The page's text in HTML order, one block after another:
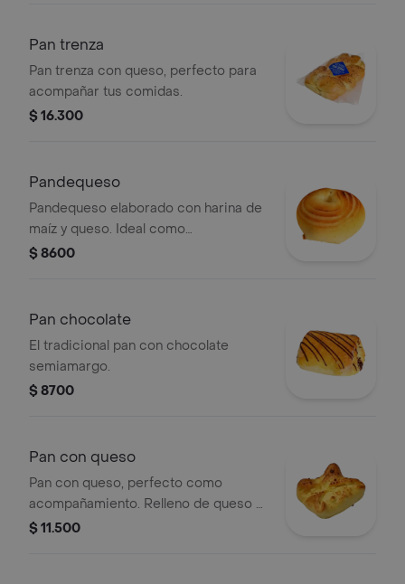
Pan trenza
Pan trenza con queso, perfecto para
acompañar tus comidas.
$ 16.300
Pandequeso
Pandequeso elaborado con harina de
maíz y queso. Ideal como
acompañamiento.
$ 8600
Pan chocolate
El tradicional pan con chocolate
semiamargo.
$ 8700
Pan con queso
Pan con queso, perfecto como
acompañamiento. Relleno de queso y
horneado hasta dorar.
$ 11.500